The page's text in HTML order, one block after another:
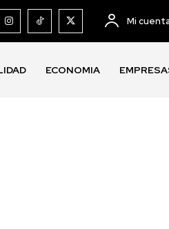
Mi cuenta
ECONOMIA